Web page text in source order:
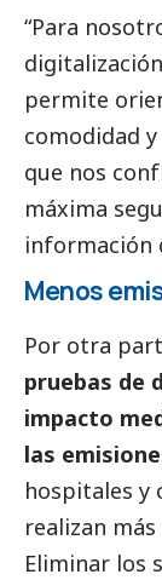
“Para
permite
comodidad
que nos
máxima
información
Menos
Por otra
pruebas de
impacto
las
hospitales y
realizan
Eliminar los